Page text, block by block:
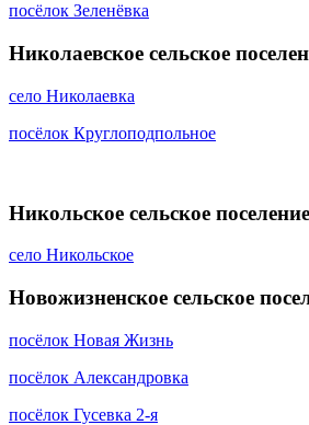
посёлок Зеленёвка
Николаевское сельское
село Николаевка
посёлок Круглоподпольное
Никольское сельское поселение
село Никольское
Новожизненское сельское
посёлок Новая Жизнь
посёлок Александровка
посёлок Гусевка 2-я